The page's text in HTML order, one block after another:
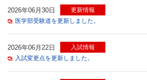
2026年06月30日
更新情報
医学部受験道を更新しました。
2026年06月22日
入試情報
入試変更点を更新しました。